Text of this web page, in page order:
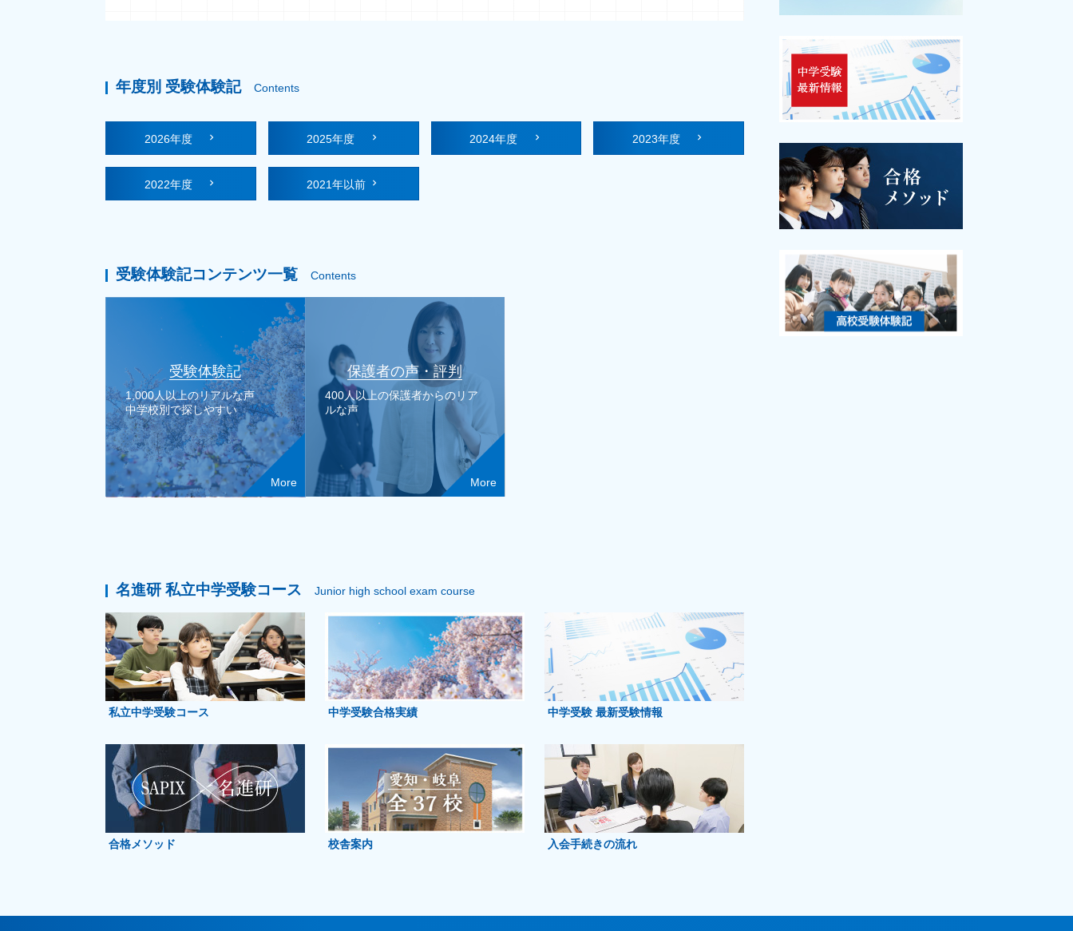
年度別 受験体験記 Contents
2026年度 2025年度 2024年度 2023年度
2022年度 2021年以前
受験体験記コンテンツ一覧 Contents
受験体験記
1,000人以上のリアルな声
中学校別で探しやすい
More
保護者の声・評判
400人以上の保護者からのリア
ルな声
More
名進研 私立中学受験コース Junior high school exam course
私立中学受験コース 中学受験合格実績 中学受験 最新受験情報
合格メソッド 校舎案内 入会手続きの流れ